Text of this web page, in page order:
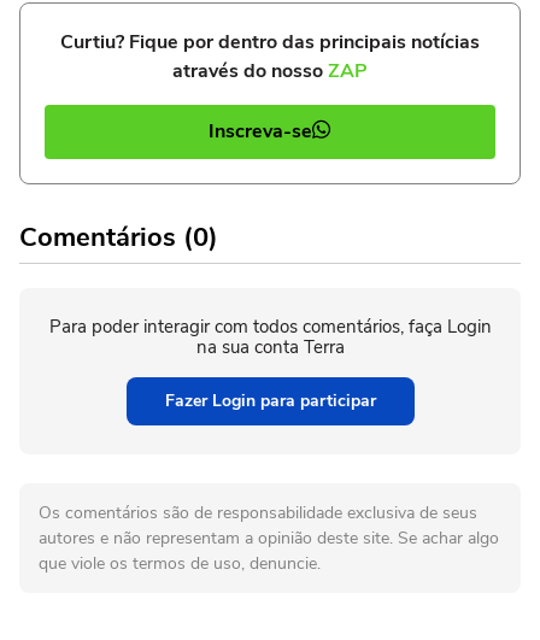
Curtiu? Fique por dentro das principais notícias
através do nossoZAP
Inscreva-se
Comentários (0)
Para poder interagir com todos comentários, faça Login
na sua conta Terra
Fazer Login para participar
Os comentários são de responsabilidade exclusiva de seus
autores e não representam a opinião deste site. Se achar algo
que viole os termos de uso, denuncie.